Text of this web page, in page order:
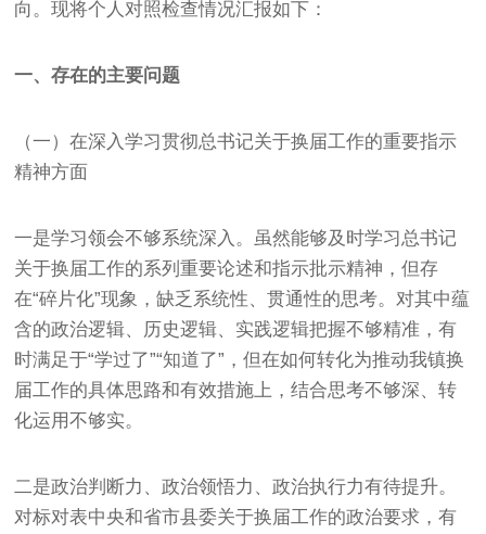
向。现将个人对照检查情况汇报如下：
一、存在的主要问题
（一）在深入学习贯彻总书记关于换届工作的重要指示
精神方面
一是学习领会不够系统深入。虽然能够及时学习总书记
关于换届工作的系列重要论述和指示批示精神，但存
在“碎片化”现象，缺乏系统性、贯通性的思考。对其中蕴
含的政治逻辑、历史逻辑、实践逻辑把握不够精准，有
时满足于“学过了”“知道了”，但在如何转化为推动我镇换
届工作的具体思路和有效措施上，结合思考不够深、转
化运用不够实。
二是政治判断力、政治领悟力、政治执行力有待提升。
对标对表中央和省市县委关于换届工作的政治要求，有